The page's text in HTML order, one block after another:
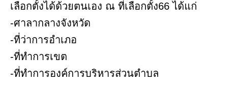
เลือกตั้งได้ด้วยตนเอง ณ ที่เลือกตั้ง66 ได้แก่
-ศาลากลางจังหวัด
-ที่ว่าการอำเภอ
-ที่ทำการเขต
-ที่ทำการองค์การบริหารส่วนตำบล